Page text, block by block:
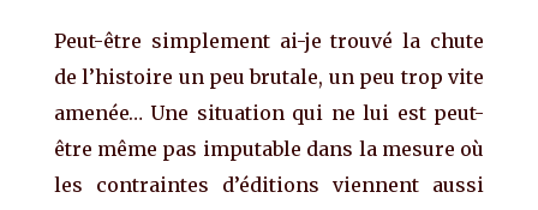
Peut-être simplement ai-je trouvé la chute
de l’histoire un peu brutale, un peu trop vite
amenée… Une situation qui ne lui est peut-
être même pas imputable dans la mesure où
les contraintes d’éditions viennent aussi